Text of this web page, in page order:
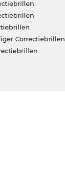
Correctiebrillen